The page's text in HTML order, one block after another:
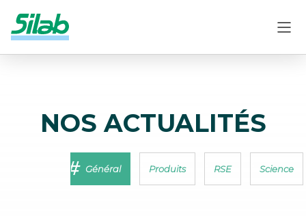
NOS ACTUALITÉS
Général Produits RSE Science